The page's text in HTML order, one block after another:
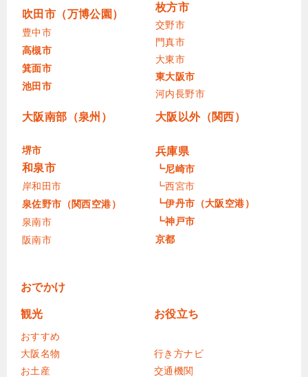
吹田市（万博公園）
豊中市
高槻市
箕面市
池田市
枚方市
交野市
門真市
大東市
東大阪市
河内長野市
大阪南部（泉州） 大阪以外（関西）
堺市
和泉市
岸和田市
泉佐野市（関西空港）
泉南市
阪南市
兵庫県
┗尼崎市
┗西宮市
┗伊丹市（大阪空港）
┗神戸市
京都
おでかけ
観光 お役立ち
おすすめ
大阪名物
お土産
行き方ナビ
交通機関